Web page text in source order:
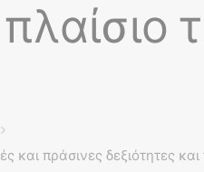
πράσινες δεξιότητες και